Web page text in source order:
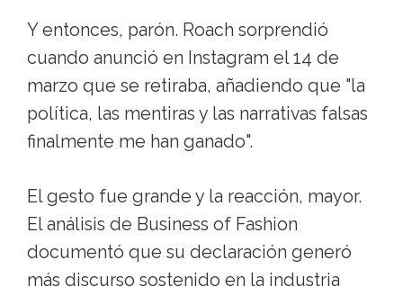
Y entonces, parón. Roach sorprendió
cuando anunció en Instagram el 14 de
marzo que se retiraba, añadiendo que "la
política, las mentiras y las narrativas falsas
finalmente me han ganado".
El gesto fue grande y la reacción, mayor.
El análisis de Business of Fashion
documentó que su declaración generó
más discurso sostenido en la industria